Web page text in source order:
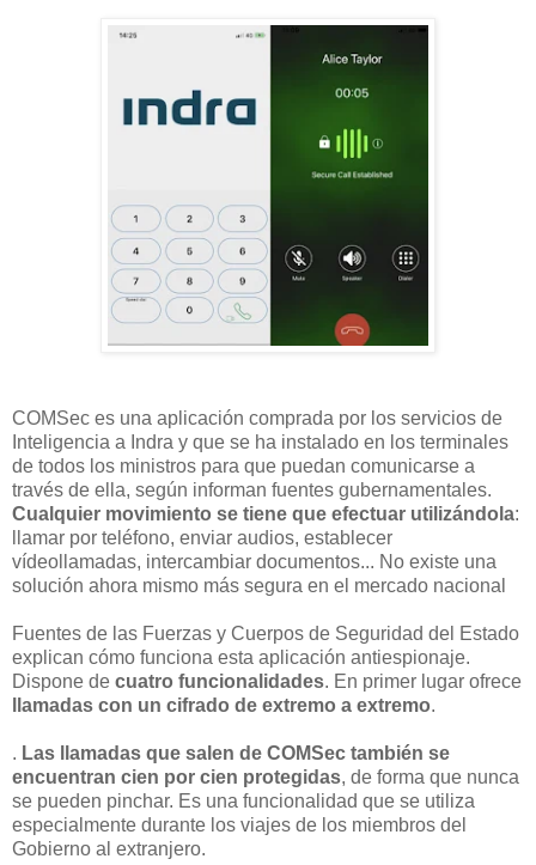
COMSec es una aplicación comprada por los servicios de
Inteligencia a Indra y que se ha instalado en los terminales
de todos los ministros para que puedan comunicarse a
través de ella, según informan fuentes gubernamentales.
Cualquier movimiento se tiene que efectuar utilizándola:
llamar por teléfono, enviar audios, establecer
vídeollamadas, intercambiar documentos... No existe una
solución ahora mismo más segura en el mercado nacional
Fuentes de las Fuerzas y Cuerpos de Seguridad del Estado
explican cómo funciona esta aplicación antiespionaje.
Dispone de cuatro funcionalidades. En primer lugar ofrece
llamadas con un cifrado de extremo a extremo.
. Las llamadas que salen de COMSec también se
encuentran cien por cien protegidas, de forma que nunca
se pueden pinchar. Es una funcionalidad que se utiliza
especialmente durante los viajes de los miembros del
Gobierno al extranjero.